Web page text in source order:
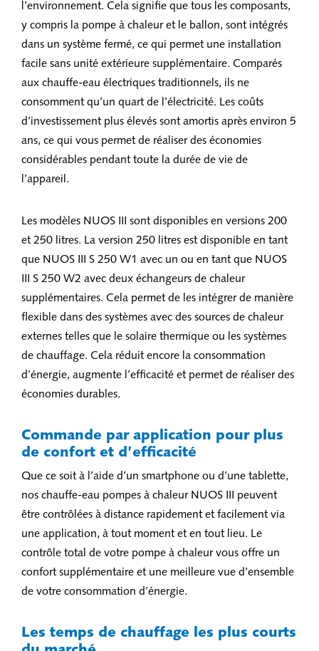
l’environnement. Cela signifie que tous les composants,
y compris la pompe à chaleur et le ballon, sont intégrés
dans un système fermé, ce qui permet une installation
facile sans unité extérieure supplémentaire. Comparés
aux chauffe-eau électriques traditionnels, ils ne
consomment qu’un quart de l’électricité. Les coûts
d’investissement plus élevés sont amortis après environ 5
ans, ce qui vous permet de réaliser des économies
considérables pendant toute la durée de vie de
l’appareil.
Les modèles NUOS III sont disponibles en versions 200
et 250 litres. La version 250 litres est disponible en tant
que NUOS III S 250 W1 avec un ou en tant que NUOS
III S 250 W2 avec deux échangeurs de chaleur
supplémentaires. Cela permet de les intégrer de manière
flexible dans des systèmes avec des sources de chaleur
externes telles que le solaire thermique ou les systèmes
de chauffage. Cela réduit encore la consommation
d’énergie, augmente l’efficacité et permet de réaliser des
économies durables.
Commande par application pour plus
de confort et d’efficacité
Que ce soit à l’aide d’un smartphone ou d’une tablette,
nos chauffe-eau pompes à chaleur NUOS III peuvent
être contrôlées à distance rapidement et facilement via
une application, à tout moment et en tout lieu. Le
contrôle total de votre pompe à chaleur vous offre un
confort supplémentaire et une meilleure vue d’ensemble
de votre consommation d’énergie.
Les temps de chauffage les plus courts